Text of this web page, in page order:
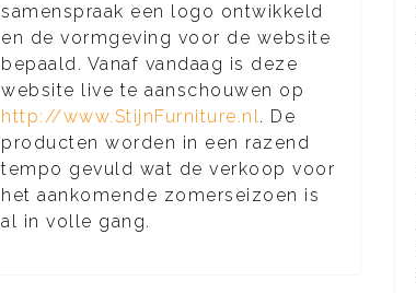
samenspraak een logo ontwikkeld
en de vormgeving voor de website
bepaald. Vanaf vandaag is deze
website live te aanschouwen op
http://www.StijnFurniture.nl. De
producten worden in een razend
tempo gevuld wat de verkoop voor
het aankomende zomerseizoen is
al in volle gang.